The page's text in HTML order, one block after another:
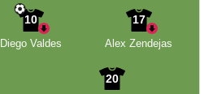
10
Diego Valdes
17
Alex Zendejas
20